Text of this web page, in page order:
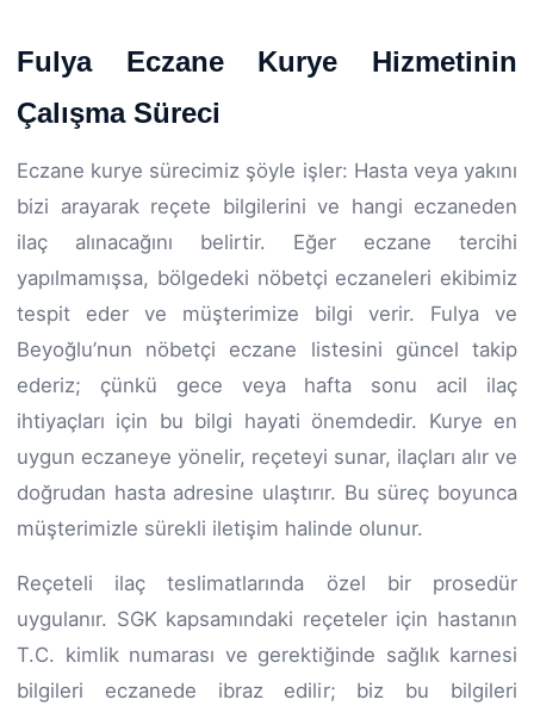
Fulya Eczane Kurye Hizmetinin
Çalışma Süreci
Eczane kurye sürecimiz şöyle işler: Hasta veya yakını
bizi arayarak reçete bilgilerini ve hangi eczaneden
ilaç alınacağını belirtir. Eğer eczane tercihi
yapılmamışsa, bölgedeki nöbetçi eczaneleri ekibimiz
tespit eder ve müşterimize bilgi verir. Fulya ve
Beyoğlu’nun nöbetçi eczane listesini güncel takip
ederiz; çünkü gece veya hafta sonu acil ilaç
ihtiyaçları için bu bilgi hayati önemdedir. Kurye en
uygun eczaneye yönelir, reçeteyi sunar, ilaçları alır ve
doğrudan hasta adresine ulaştırır. Bu süreç boyunca
müşterimizle sürekli iletişim halinde olunur.
Reçeteli ilaç teslimatlarında özel bir prosedür
uygulanır. SGK kapsamındaki reçeteler için hastanın
T.C. kimlik numarası ve gerektiğinde sağlık karnesi
bilgileri eczanede ibraz edilir; biz bu bilgileri